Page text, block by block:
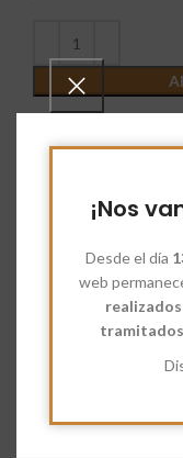
¡Nos
Desde el día
web
Etiquetas: muesli,
Productos Ecológicos